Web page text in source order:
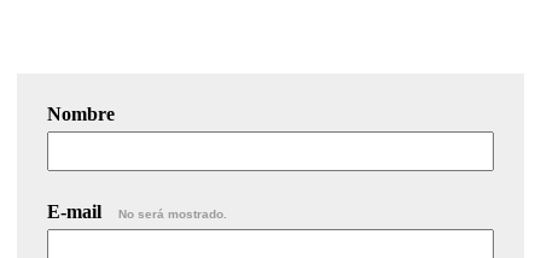
Nombre
E-mail No será mostrado.